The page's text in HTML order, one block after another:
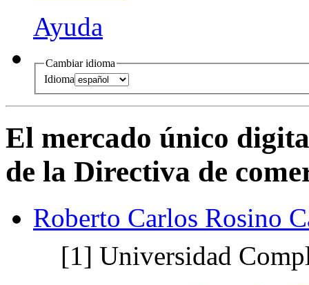
Ayuda
Cambiar idioma
Idioma
El mercado único
de la Directiva de
Roberto Carlos Rosino
[1] Universidad